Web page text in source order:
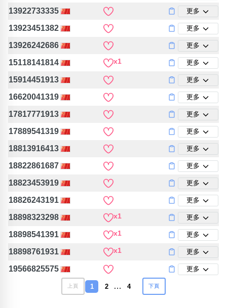
13922733335 更多
13923451382 更多
13926242686 更多
15118141814 x1 更多
15914451913 更多
16620041319 更多
17817771913 更多
17889541319 更多
18813916413 更多
18822861687 更多
18823453919 更多
18826243191 更多
18898323298 x1 更多
18898541391 x1 更多
18898761931 x1 更多
19566825575 更多
上頁 1 2 … 4 下頁